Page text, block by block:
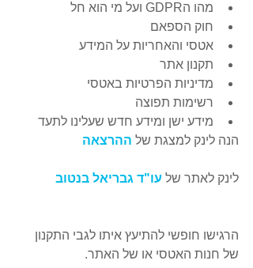
מהו הGDPR ועל מי הוא חל
חוק הספאם
אטסי והאחריות על המידע
תקנון אתר
מדיניות הפרטיות באטסי
רשימות תפוצה
מידע ישן ומידע חדש שעלינו לתעד
הנה לינק למצגת של ההרצאה
לינק לאתר של עו"ד גבריאל בנטוב
הרגישו חופשי להתיעץ איתו לגבי התקנון
של חנות האטסי או של האתר.